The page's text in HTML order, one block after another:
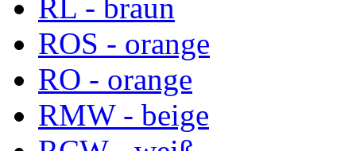
RL - braun
ROS - orange
RO - orange
RMW - beige